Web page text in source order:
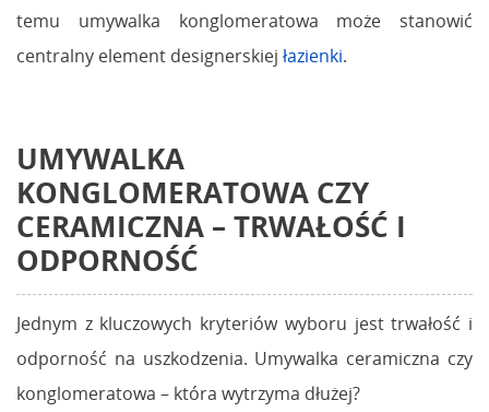
temu umywalka konglomeratowa może stanowić
centralny element designerskiej łazienki.
UMYWALKA
KONGLOMERATOWA CZY
CERAMICZNA – TRWAŁOŚĆ I
ODPORNOŚĆ
Jednym z kluczowych kryteriów wyboru jest trwałość i
odporność na uszkodzenia. Umywalka ceramiczna czy
konglomeratowa – która wytrzyma dłużej?